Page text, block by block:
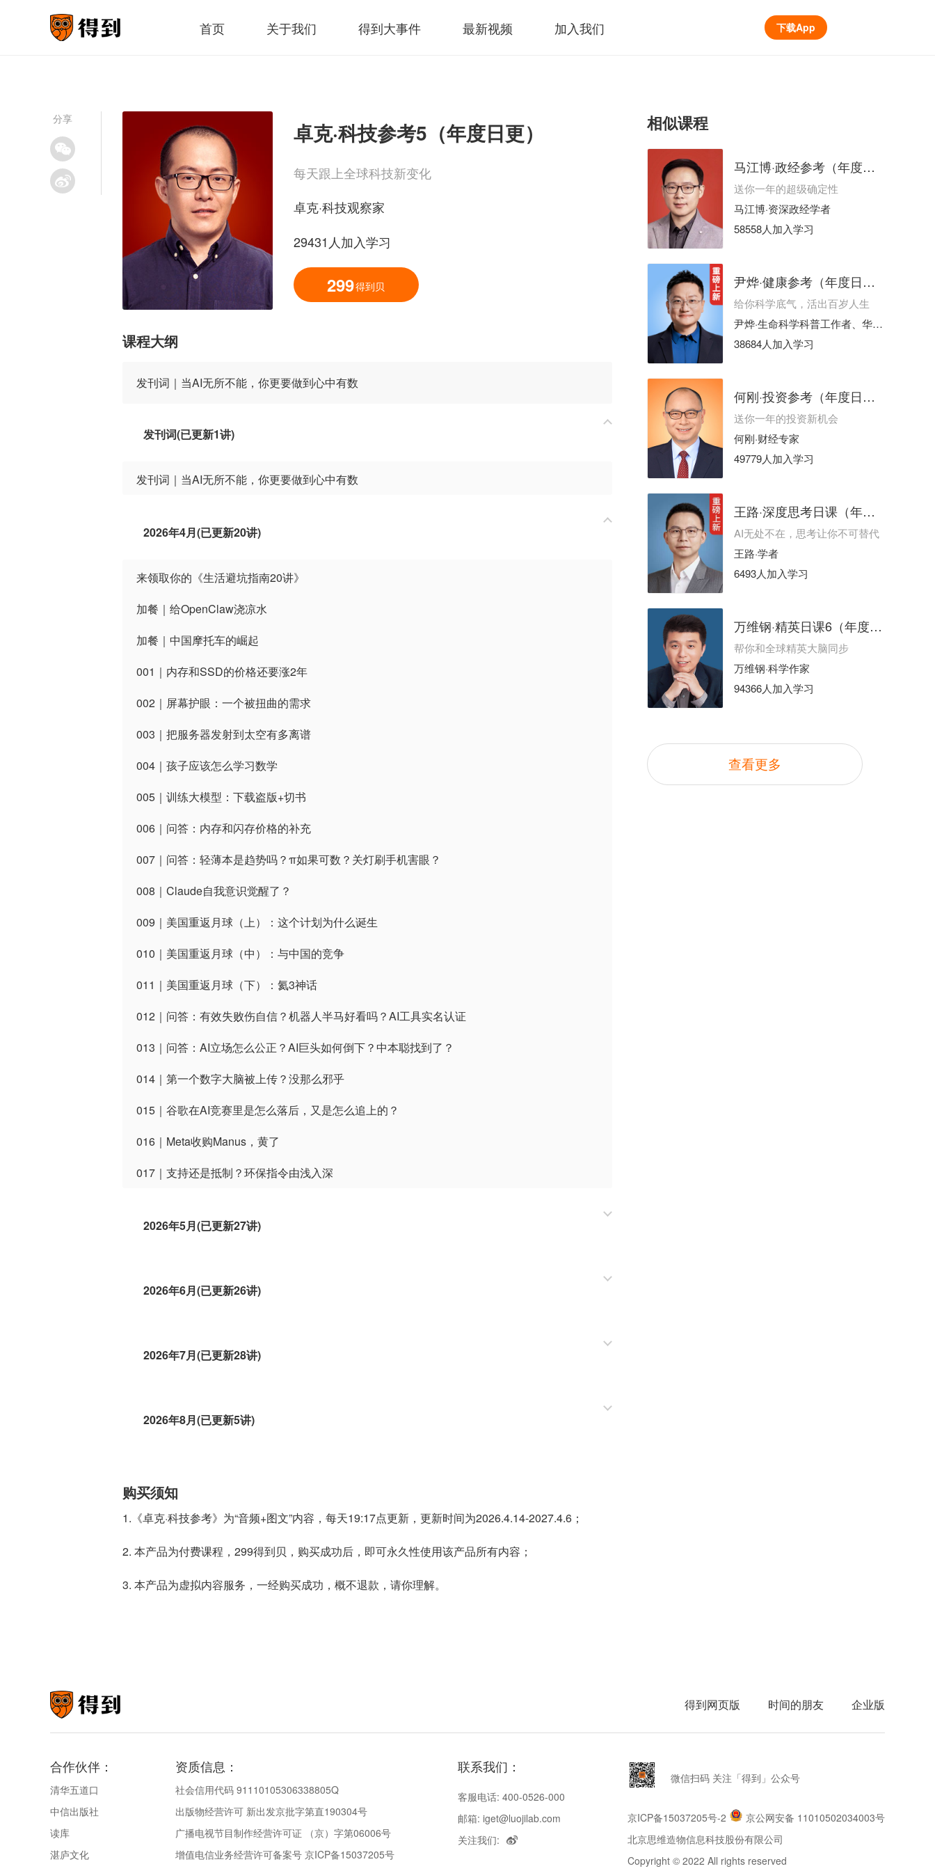
首页 关于我们 得到大事件 最新视频 加入我们 下载App
分享
卓克·科技参考5（年度日更）
每天跟上全球科技新变化
卓克·科技观察家
29431人加入学习
299得到贝
课程大纲
发刊词｜当AI无所不能，你更要做到心中有数
发刊词(已更新1讲)
发刊词｜当AI无所不能，你更要做到心中有数
2026年4月(已更新20讲)
来领取你的《生活避坑指南20讲》
加餐｜给OpenClaw浇凉水
加餐｜中国摩托车的崛起
001｜内存和SSD的价格还要涨2年
002｜屏幕护眼：一个被扭曲的需求
003｜把服务器发射到太空有多离谱
004｜孩子应该怎么学习数学
005｜训练大模型：下载盗版+切书
006｜问答：内存和闪存价格的补充
007｜问答：轻薄本是趋势吗？π如果可数？关灯刷手机害眼？
008｜Claude自我意识觉醒了？
009｜美国重返月球（上）：这个计划为什么诞生
010｜美国重返月球（中）：与中国的竞争
011｜美国重返月球（下）：氦3神话
012｜问答：有效失败伤自信？机器人半马好看吗？AI工具实名认证
013｜问答：AI立场怎么公正？AI巨头如何倒下？中本聪找到了？
014｜第一个数字大脑被上传？没那么邪乎
015｜谷歌在AI竞赛里是怎么落后，又是怎么追上的？
016｜Meta收购Manus，黄了
017｜支持还是抵制？环保指令由浅入深
2026年5月(已更新27讲)
2026年6月(已更新26讲)
2026年7月(已更新28讲)
2026年8月(已更新5讲)
购买须知
1.《卓克·科技参考》为“音频+图文”内容，每天19:17点更新，更新时间为2026.4.14-2027.4.6；
2. 本产品为付费课程，299得到贝，购买成功后，即可永久性使用该产品所有内容；
3. 本产品为虚拟内容服务，一经购买成功，概不退款，请你理解。
相似课程
马江博·政经参考（年度日更）
送你一年的超级确定性
马江博·资深政经学者
58558人加入学习
尹烨·健康参考（年度日更）
给你科学底气，活出百岁人生
尹烨·生命科学科普工作者、华大集团CEO
38684人加入学习
何刚·投资参考（年度日更）
送你一年的投资新机会
何刚·财经专家
49779人加入学习
王路·深度思考日课（年度日更）
AI无处不在，思考让你不可替代
王路·学者
6493人加入学习
万维钢·精英日课6（年度日更）
帮你和全球精英大脑同步
万维钢·科学作家
94366人加入学习
查看更多
得到网页版 时间的朋友 企业版
合作伙伴：
清华五道口
中信出版社
读库
湛庐文化
资质信息：
社会信用代码 91110105306338805Q
出版物经营许可 新出发京批字第直190304号
广播电视节目制作经营许可证 （京）字第06006号
增值电信业务经营许可备案号 京ICP备15037205号
联系我们：
客服电话: 400-0526-000
邮箱: iget@luojilab.com
关注我们:
微信扫码 关注「得到」公众号
京ICP备15037205号-2
京公网安备 11010502034003号
北京思维造物信息科技股份有限公司
Copyright © 2022 All rights reserved